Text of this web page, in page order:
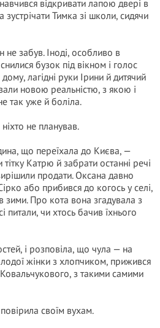
відкривати лапою двері в
Тимка зі школи, сидячи
не забув. Іноді, особливо в
бузок під вікном і голос
лагідні руки Ірини й дитячий
новою реальністю, з якою і
так уже й боліла.
не планував.
що переїхала до Києва, —
Катрю й забрати останні речі
продати. Оксана давно
або прибився до когось у селі,
Про кота вона згадувала з
питали, чи хтось бачив їхнього
і розповіла, що чула — на
жінки з хлопчиком, прижився
з такими самими
своїм вухам.